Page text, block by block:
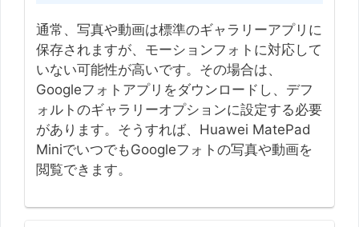
通常、写真や動画は標準のギャラリーアプリに
保存されますが、モーションフォトに対応して
いない可能性が高いです。その場合は、
Googleフォトアプリをダウンロードし、デフ
ォルトのギャラリーオプションに設定する必要
があります。そうすれば、Huawei MatePad
MiniでいつでもGoogleフォトの写真や動画を
閲覧できます。